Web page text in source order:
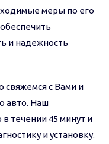
меры по его
и надежность
свяжемся с Вами и
авто. Наш
течении 45 минут и
и установку.